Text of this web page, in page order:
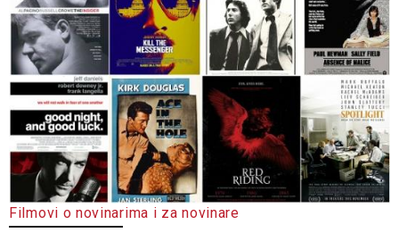
Filmovi o novinarima i za novinare